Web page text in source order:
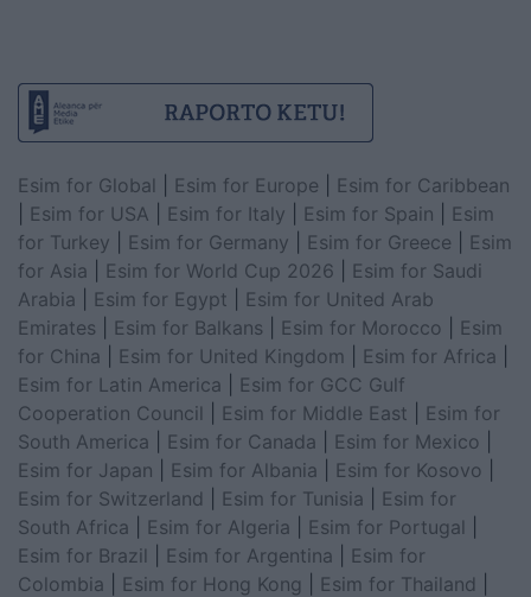
Esim for Global Esim for Europe
Esim for Caribbean
Esim for USA Esim for Italy Esim for Spain
Esim
for Turkey
Esim for Germany Esim for Greece
Esim
for Asia
Esim for World Cup 2026
Esim for Saudi
Arabia
Esim for Egypt
Esim for United Arab
Emirates
Esim for Balkans Esim for Morocco
Esim
for China
Esim for United Kingdom Esim for Africa
Esim for Latin America
Esim for GCC Gulf
Cooperation Council
Esim for Middle East
Esim for
South America
Esim for Canada Esim for Mexico
Esim for Japan
Esim for Albania Esim for Kosovo
Esim for Switzerland
Esim for Tunisia
Esim for
South Africa
Esim for Algeria Esim for Portugal
Esim for Brazil
Esim for Argentina
Esim for
Colombia
Esim for Hong Kong Esim for Thailand